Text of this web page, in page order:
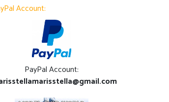
Account:
PayPal Account: